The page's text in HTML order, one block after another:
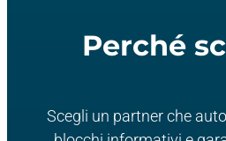
Perché
Scegli un partner che